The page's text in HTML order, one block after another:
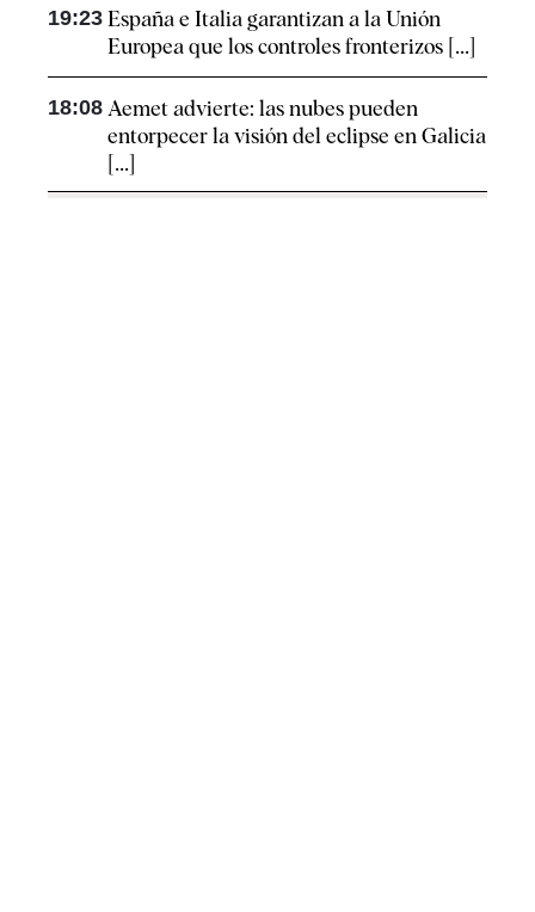
19:23 España e Italia garantizan a la Unión
Europea que los controles fronterizos [...]
18:08 Aemet advierte: las nubes pueden
entorpecer la visión del eclipse en Galicia
[...]